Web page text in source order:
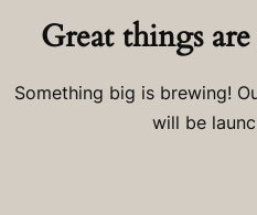
Great things
Something big is brewing!
will be